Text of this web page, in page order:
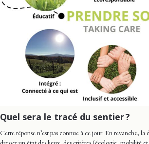
Quel sera le tracé du sentier ?
Cette réponse n’est pas connue à ce jour. En revanche, la